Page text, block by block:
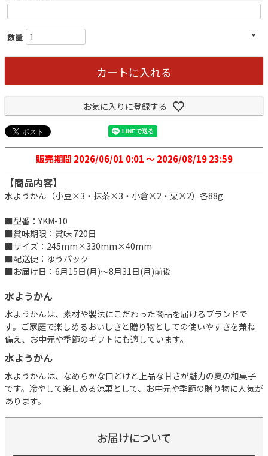
カートに入れる
お気に入りに登録する
販売期間 2026/06/01 0:01〜 2026/08/19 23:59
【商品内容】
水ようかん（小豆×3・抹茶×3・小倉×2・栗×2）各88g
■型番：YKM-10
■賞味期限：賞味 720日
■サイズ：245mm×330mm×40mm
■配送便：ゆうパック
■お届け日：6月15日(月)～8月31日(月)前後
水ようかん
水ようかんは、素材や製法にこだわった商品を届けるブランドで
す。ご家庭で楽しめるおいしさと贈り物としての使いやすさを兼ね
備え、お中元や季節のギフトにも適しています。
水ようかん
水ようかんは、なめらかな口どけと上品な甘さが魅力の夏の和菓子
です。冷やして楽しめる涼菓として、お中元や季節の贈り物に人気が
あります。
お届けについて